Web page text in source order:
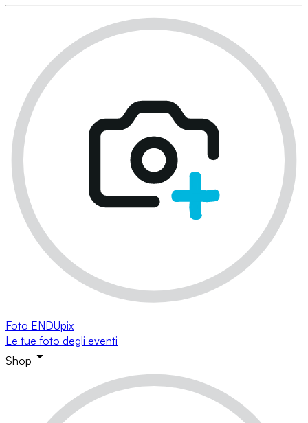
Foto ENDUpix
Le tue foto degli eventi
Shop